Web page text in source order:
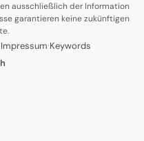
ausschließlich der Information
garantieren keine zukünftigen
Impressum·Keywords